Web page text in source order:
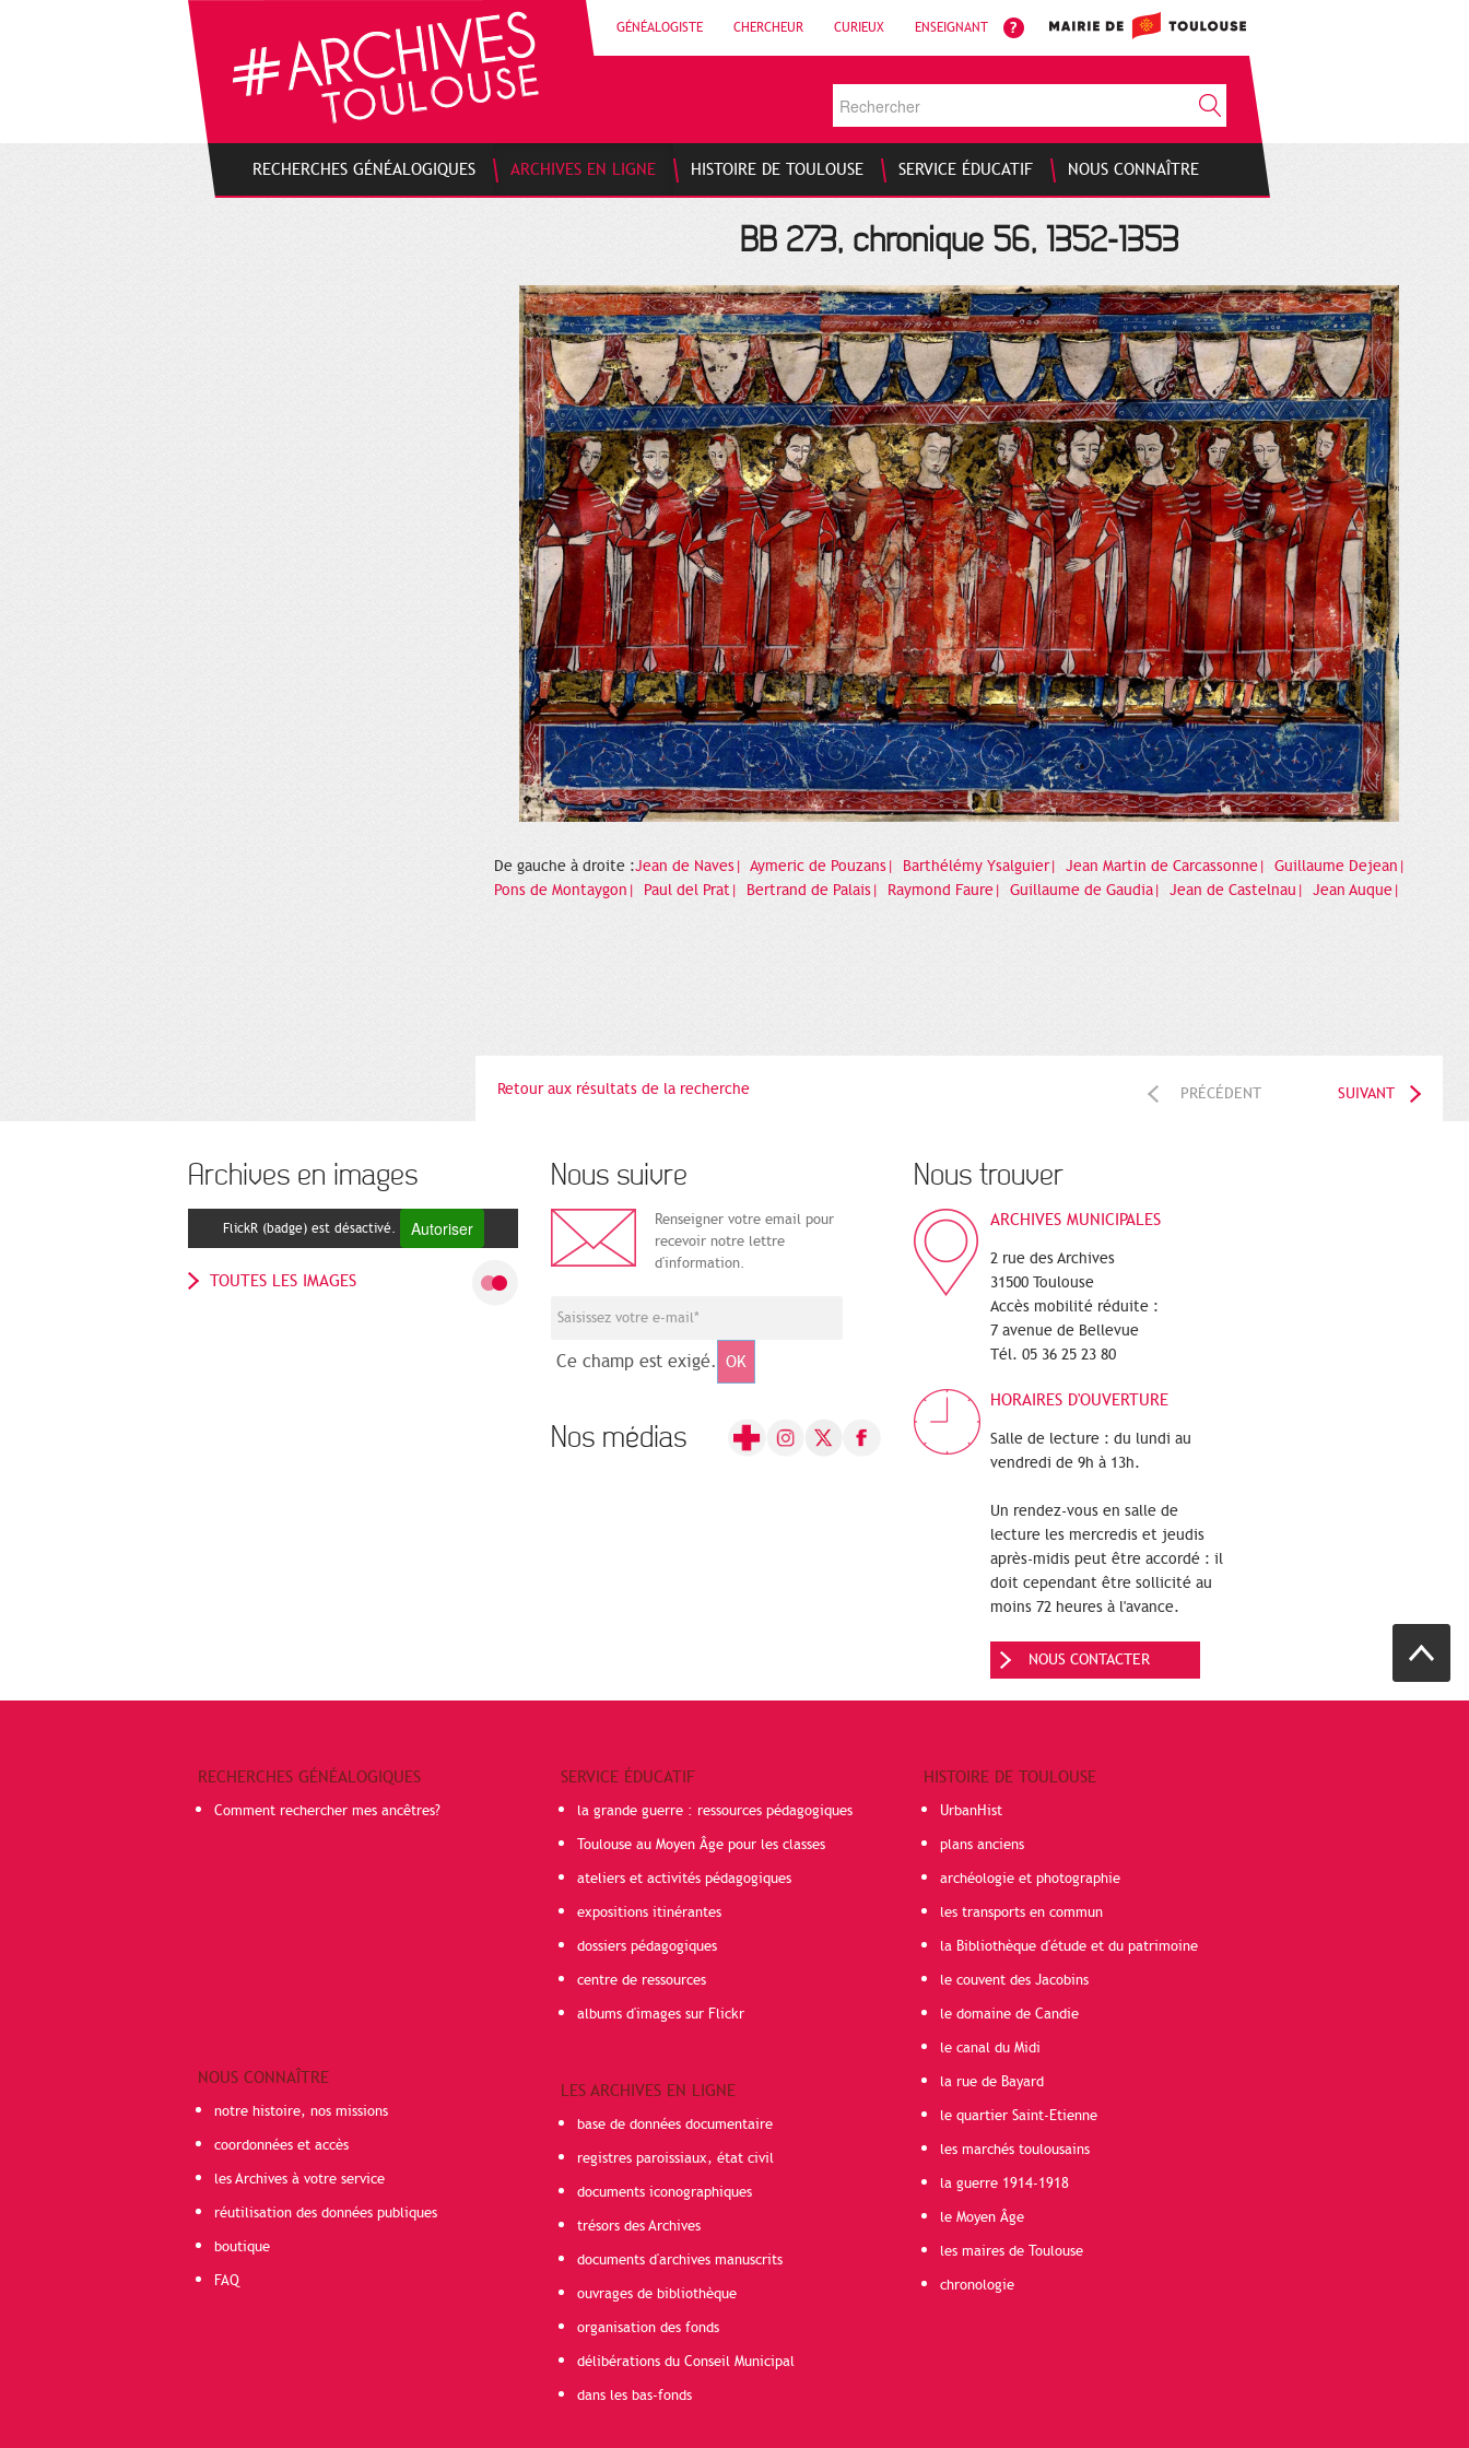
GÉNÉALOGISTE CHERCHEUR CURIEUX ENSEIGNANT
RECHERCHES GÉNÉALOGIQUES ARCHIVES EN LIGNE HISTOIRE DE TOULOUSE SERVICE ÉDUCATIF NOUS CONNAÎTRE
BB 273, chronique 56, 1352-1353
De gauche à droite :Jean de Naves| Aymeric de Pouzans| Barthélémy Ysalguier| Jean Martin de Carcassonne| Guillaume Dejean|
Pons de Montaygon|
Paul del Prat| Bertrand de Palais| Raymond Faure| Guillaume de Gaudia| Jean de Castelnau| Jean Auque|
Retour aux résultats de la recherche PRÉCÉDENT SUIVANT
Archives en images
FlickR (badge) est désactivé. Autoriser
TOUTES LES IMAGES
Nous suivre
Renseigner votre email pour
recevoir notre lettre
d'information.
Ce champ est exigé. OK
Nos médias
Nous trouver
ARCHIVES MUNICIPALES
2 rue des Archives
31500 Toulouse
Accès mobilité réduite :
7 avenue de Bellevue
Tél. 05 36 25 23 80
HORAIRES D'OUVERTURE
Salle de lecture : du lundi au
vendredi de 9h à 13h.
Un rendez-vous en salle de
lecture les mercredis et jeudis
après-midis peut être accordé : il
doit cependant être sollicité au
moins 72 heures à l'avance.
NOUS CONTACTER
RECHERCHES GÉNÉALOGIQUES
Comment rechercher mes ancêtres?
NOUS CONNAÎTRE
notre histoire, nos missions
coordonnées et accès
les Archives à votre service
réutilisation des données publiques
boutique
FAQ
SERVICE ÉDUCATIF
la grande guerre : ressources pédagogiques
Toulouse au Moyen Âge pour les classes
ateliers et activités pédagogiques
expositions itinérantes
dossiers pédagogiques
centre de ressources
albums d'images sur Flickr
LES ARCHIVES EN LIGNE
base de données documentaire
registres paroissiaux, état civil
documents iconographiques
trésors des Archives
documents d'archives manuscrits
ouvrages de bibliothèque
organisation des fonds
délibérations du Conseil Municipal
dans les bas-fonds
HISTOIRE DE TOULOUSE
UrbanHist
plans anciens
archéologie et photographie
les transports en commun
la Bibliothèque d'étude et du patrimoine
le couvent des Jacobins
le domaine de Candie
le canal du Midi
la rue de Bayard
le quartier Saint-Etienne
les marchés toulousains
la guerre 1914-1918
le Moyen Âge
les maires de Toulouse
chronologie
Gestion de vos préférences sur les cookies